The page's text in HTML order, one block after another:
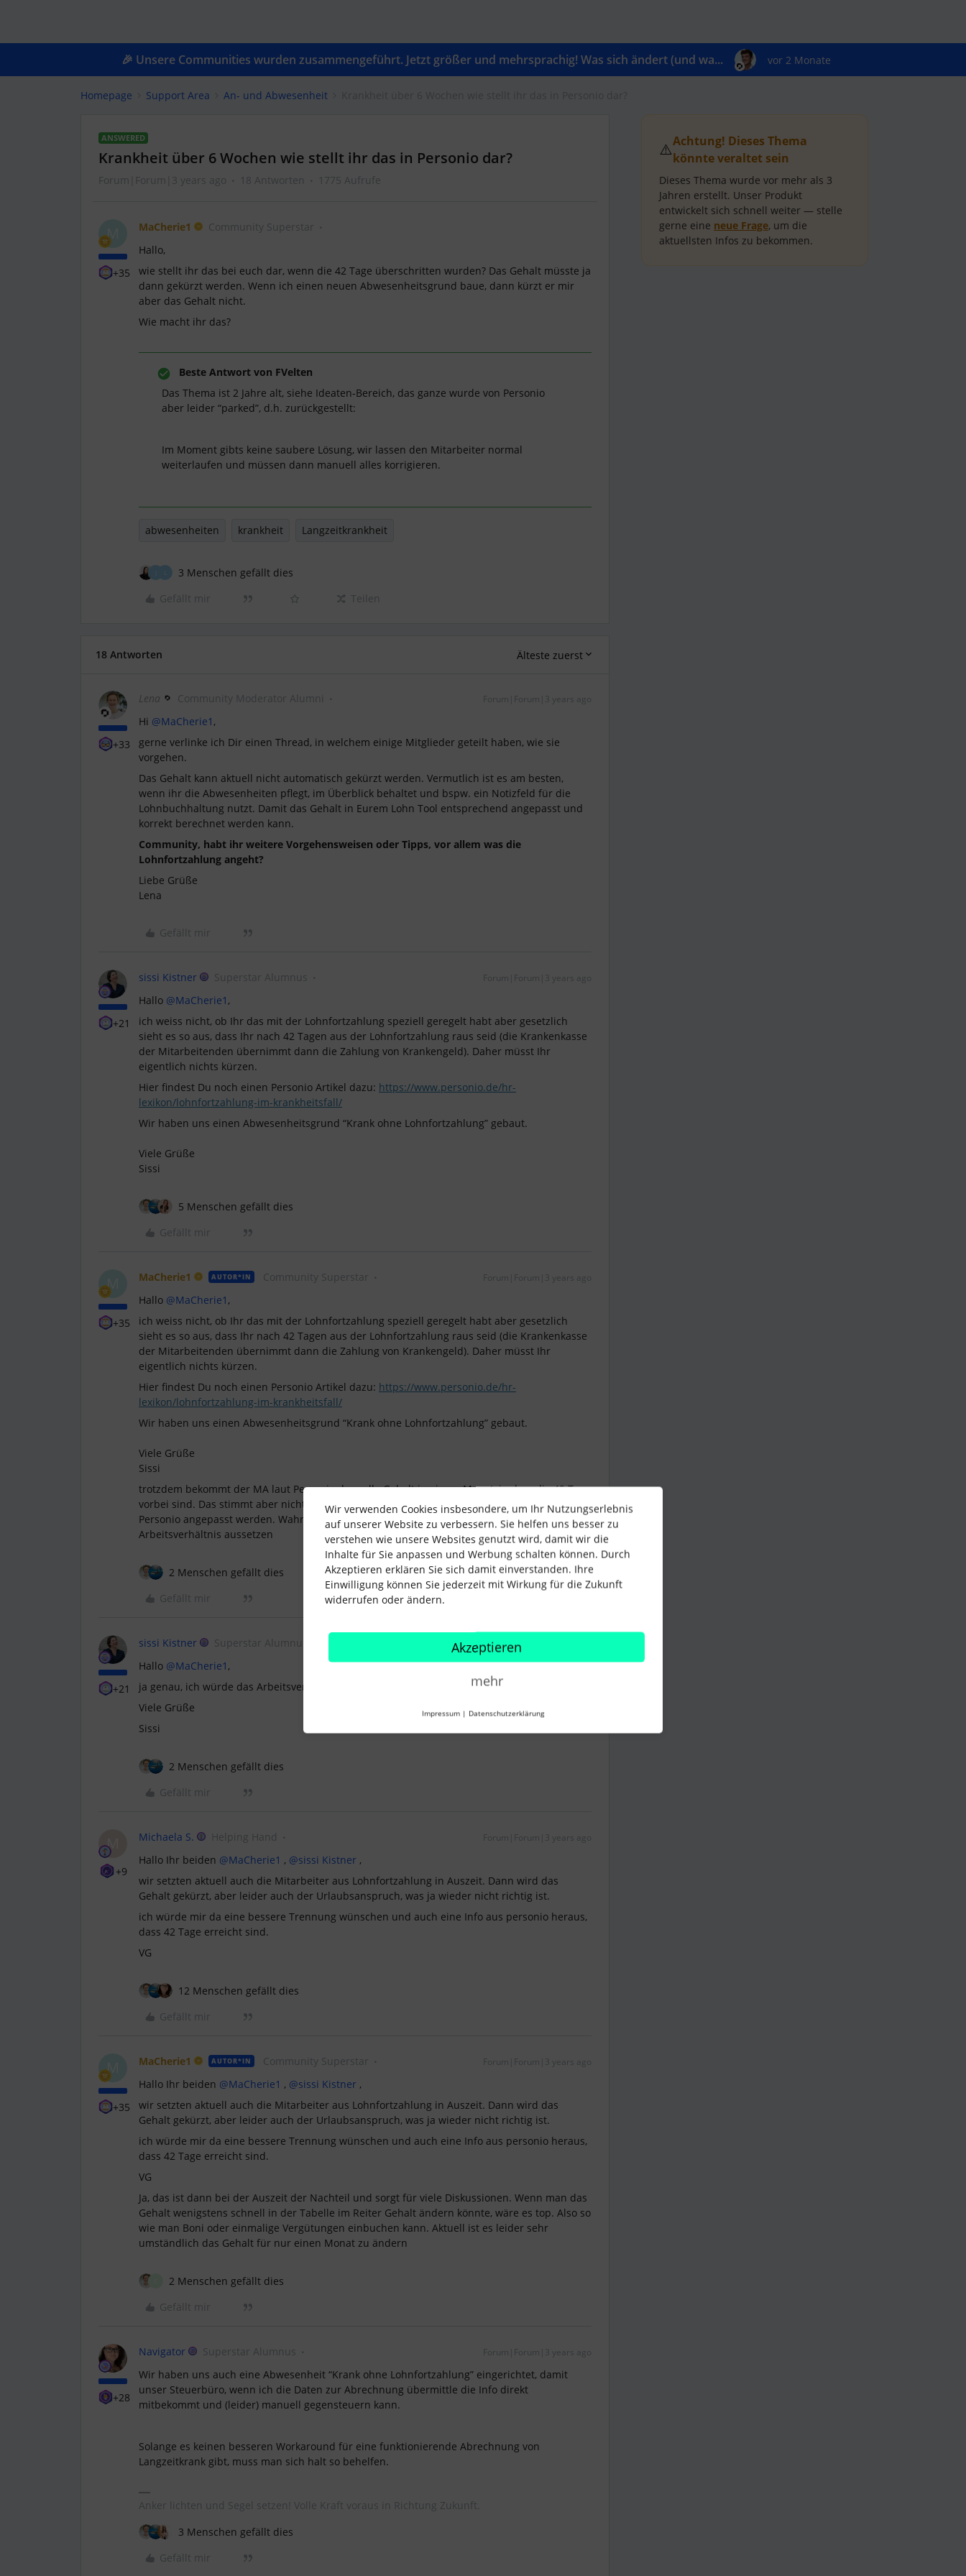
🎉 Unsere Communities wurden zusammengeführt. Jetzt größer und mehrsprachig! Was sich ändert (und wa... vor 2 Monate
Homepage Support Area An- und Abwesenheit
ANSWERED
Krankheit über 6 Wochen wie stellt ihr das in Personio dar?
Forum|Forum|3 years ago 18 Antworten 1775 Aufrufe
M
+35
MaCherie1
Community Superstar
Hallo,
wie stellt ihr das bei euch dar, wenn die 42 Tage überschritten wurden? Das Gehalt müsste ja
dann gekürzt werden. Wenn ich einen neuen Abwesenheitsgrund baue, dann kürzt er mir
aber das Gehalt nicht.
Wie macht ihr das?
Beste Antwort von FVelten
Das Thema ist 2 Jahre alt, siehe Ideaten-Bereich, das ganze wurde von Personio
aber leider “parked”, d.h. zurückgestellt:
Im Moment gibts keine saubere Lösung, wir lassen den Mitarbeiter normal
weiterlaufen und müssen dann manuell alles korrigieren.
abwesenheiten krankheit Langzeitkrankheit
3 Menschen gefällt dies
Gefällt mir
Teilen
18 Antworten Älteste zuerst
+33
Lena Community Moderator Alumni Forum|Forum|3 years ago
Hi @MaCherie1 ,
gerne verlinke ich Dir einen Thread, in welchem einige Mitglieder geteilt haben, wie sie
vorgehen.
Das Gehalt kann aktuell nicht automatisch gekürzt werden. Vermutlich ist es am besten,
wenn ihr die Abwesenheiten pflegt, im Überblick behaltet und bspw. ein Notizfeld für die
Lohnbuchhaltung nutzt. Damit das Gehalt in Eurem Lohn Tool entsprechend angepasst und
korrekt berechnet werden kann.
Community, habt ihr weitere Vorgehensweisen oder Tipps, vor allem was die
Lohnfortzahlung angeht?
Liebe Grüße
Lena
Gefällt mir
+21
sissi Kistner Superstar Alumnus Forum|Forum|3 years ago
Hallo @MaCherie1 ,
ich weiss nicht, ob Ihr das mit der Lohnfortzahlung speziell geregelt habt aber gesetzlich
sieht es so aus, dass Ihr nach 42 Tagen aus der Lohnfortzahlung raus seid (die Krankenkasse
der Mitarbeitenden übernimmt dann die Zahlung von Krankengeld). Daher müsst Ihr
eigentlich nichts kürzen.
Hier findest Du noch einen Personio Artikel dazu: https://www.personio.de/hr-
lexikon/lohnfortzahlung-im-krankheitsfall/
Wir haben uns einen Abwesenheitsgrund “Krank ohne Lohnfortzahlung” gebaut.
Viele Grüße
Sissi
5 Menschen gefällt dies
Gefällt mir
M
+35
MaCherie1 AUTOR*IN Community Superstar Forum|Forum|3 years ago
Hallo @MaCherie1 ,
ich weiss nicht, ob Ihr das mit der Lohnfortzahlung speziell geregelt habt aber gesetzlich
sieht es so aus, dass Ihr nach 42 Tagen aus der Lohnfortzahlung raus seid (die Krankenkasse
der Mitarbeitenden übernimmt dann die Zahlung von Krankengeld). Daher müsst Ihr
eigentlich nichts kürzen.
Hier findest Du noch einen Personio Artikel dazu: https://www.personio.de/hr-
lexikon/lohnfortzahlung-im-krankheitsfall/
Wir haben uns einen Abwesenheitsgrund “Krank ohne Lohnfortzahlung” gebaut.
Viele Grüße
Sissi
trotzdem bekommt der MA laut Personio das volle Gehalt in einem Monat, in dem die 42 Tage
vorbei sind. Das stimmt aber nicht und hier muss dann erst wieder manuell das Gehalt in
Personio angepasst werden. Wahrscheinlich muss man dann wie bei Elternzeit das
Arbeitsverhältnis aussetzen
2 Menschen gefällt dies
Gefällt mir
+21
sissi Kistner Superstar Alumnus Forum|Forum|3 years ago
Hallo @MaCherie1 ,
ja genau, ich würde das Arbeitsverhältnis aussetzen.
Viele Grüße
Sissi
2 Menschen gefällt dies
Gefällt mir
M
+9
Michaela S. Helping Hand Forum|Forum|3 years ago
Hallo Ihr beiden @MaCherie1 , @sissi Kistner ,
wir setzten aktuell auch die Mitarbeiter aus Lohnfortzahlung in Auszeit. Dann wird das
Gehalt gekürzt, aber leider auch der Urlaubsanspruch, was ja wieder nicht richtig ist.
ich würde mir da eine bessere Trennung wünschen und auch eine Info aus personio heraus,
dass 42 Tage erreicht sind.
VG
12 Menschen gefällt dies
Gefällt mir
M
+35
MaCherie1 AUTOR*IN Community Superstar Forum|Forum|3 years ago
Hallo Ihr beiden @MaCherie1 , @sissi Kistner ,
wir setzten aktuell auch die Mitarbeiter aus Lohnfortzahlung in Auszeit. Dann wird das
Gehalt gekürzt, aber leider auch der Urlaubsanspruch, was ja wieder nicht richtig ist.
ich würde mir da eine bessere Trennung wünschen und auch eine Info aus personio heraus,
dass 42 Tage erreicht sind.
VG
Ja, das ist dann bei der Auszeit der Nachteil und sorgt für viele Diskussionen. Wenn man das
Gehalt wenigstens schnell in der Tabelle im Reiter Gehalt ändern könnte, wäre es top. Also so
wie man Boni oder einmalige Vergütungen einbuchen kann. Aktuell ist es leider sehr
umständlich das Gehalt für nur einen Monat zu ändern
2 Menschen gefällt dies
Gefällt mir
+28
Navigator Superstar Alumnus Forum|Forum|3 years ago
Wir haben uns auch eine Abwesenheit “Krank ohne Lohnfortzahlung” eingerichtet, damit
unser Steuerbüro, wenn ich die Daten zur Abrechnung übermittle die Info direkt
mitbekommt und (leider) manuell gegensteuern kann.
Solange es keinen besseren Workaround für eine funktionierende Abrechnung von
Langzeitkrank gibt, muss man sich halt so behelfen.
Anker lichten und Segel setzen! Volle Kraft voraus in Richtung Zukunft.
3 Menschen gefällt dies
Gefällt mir
⚠️Achtung! Dieses Thema
könnte veraltet sein
Dieses Thema wurde vor mehr als 3
Jahren erstellt. Unser Produkt
entwickelt sich schnell weiter — stelle
gerne eine neue Frage, um die
aktuellsten Infos zu bekommen.
Wir verwenden Cookies insbesondere, um Ihr Nutzungserlebnis
auf unserer Website zu verbessern. Sie helfen uns besser zu
verstehen wie unsere Websites genutzt wird, damit wir die
Inhalte für Sie anpassen und Werbung schalten können. Durch
Akzeptieren erklären Sie sich damit einverstanden. Ihre
Einwilligung können Sie jederzeit mit Wirkung für die Zukunft
widerrufen oder ändern.
Akzeptieren
mehr
Impressum | Datenschutzerklärung